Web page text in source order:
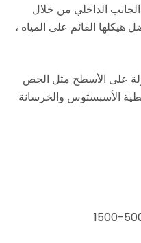
الداخلي من خلال
القائم على المياه ،
على الأسطح مثل الجص
الأسبستوس والخرسانة